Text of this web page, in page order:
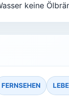
keine
FERNSEHEN